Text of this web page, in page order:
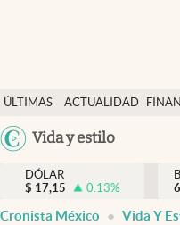
ÚLTIMAS
NOTICIAS
ACTUALIDAD
Vida y estilo
Actualidad
Finanzas y economía
Dólar y mercados
DÓLAR
$ 17,15 0.13%
Cronista México Vida Y